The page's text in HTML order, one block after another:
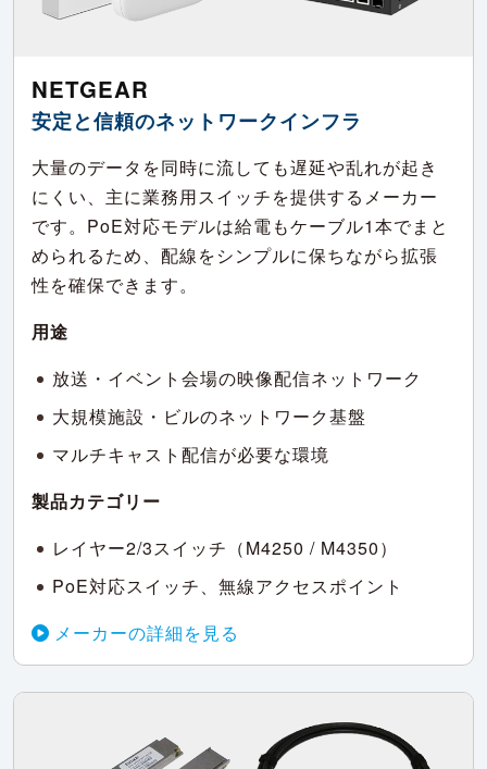
NETGEAR
安定と信頼のネットワークインフラ
大量のデータを同時に流しても遅延や乱れが起き
にくい、主に業務用スイッチを提供するメーカー
です。PoE対応モデルは給電もケーブル1本でまと
められるため、配線をシンプルに保ちながら拡張
性を確保できます。
用途
放送・イベント会場の映像配信ネットワーク
大規模施設・ビルのネットワーク基盤
マルチキャスト配信が必要な環境
製品カテゴリー
レイヤー2/3スイッチ（M4250 / M4350）
PoE対応スイッチ、無線アクセスポイント
メーカーの詳細を見る